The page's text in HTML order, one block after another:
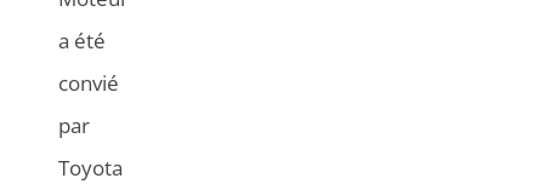
a été
convié
par
Toyota